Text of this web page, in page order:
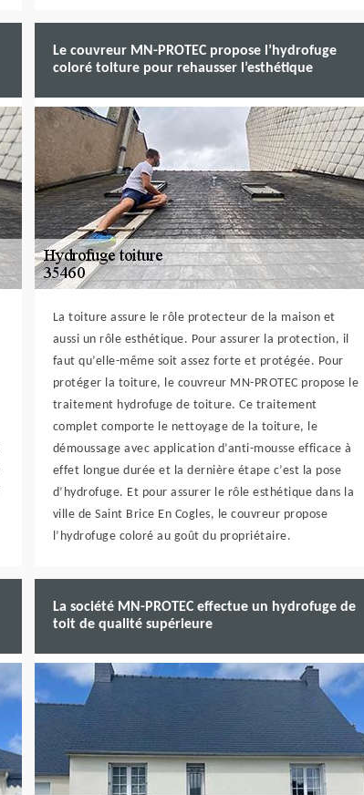
Le couvreur MN-PROTEC propose l’hydrofuge
coloré toiture pour rehausser l’esthétique
La toiture assure le rôle protecteur de la maison et
aussi un rôle esthétique. Pour assurer la protection, il
faut qu’elle-même soit assez forte et protégée. Pour
protéger la toiture, le couvreur MN-PROTEC propose le
traitement hydrofuge de toiture. Ce traitement
complet comporte le nettoyage de la toiture, le
démoussage avec application d’anti-mousse efficace à
effet longue durée et la dernière étape c’est la pose
d’hydrofuge. Et pour assurer le rôle esthétique dans la
ville de Saint Brice En Cogles, le couvreur propose
l’hydrofuge coloré au goût du propriétaire.
La société MN-PROTEC effectue un hydrofuge de
toit de qualité supérieure